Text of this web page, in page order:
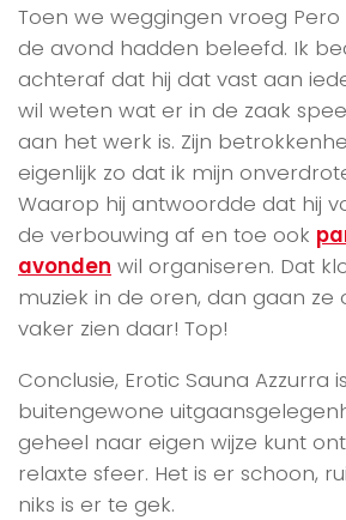
Toen we weggingen vroeg
de avond hadden beleefd. Ik
achteraf dat hij dat vast aan
wil weten wat er in de zaak
aan het werk is. Zijn
eigenlijk zo dat ik mijn
Waarop hij antwoordde dat hij
de verbouwing af en toe ook
avonden wil organiseren. Dat
muziek in de oren, dan gaan ze
vaker zien daar! Top!
Conclusie, Erotic Sauna Azzurra
buitengewone
geheel naar eigen wijze kunt
relaxte sfeer. Het is er schoon,
niks is er te gek.